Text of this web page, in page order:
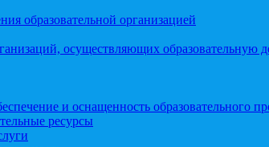
образовательной организацией
осуществляющих
и оснащенность образовательного
ресурсы